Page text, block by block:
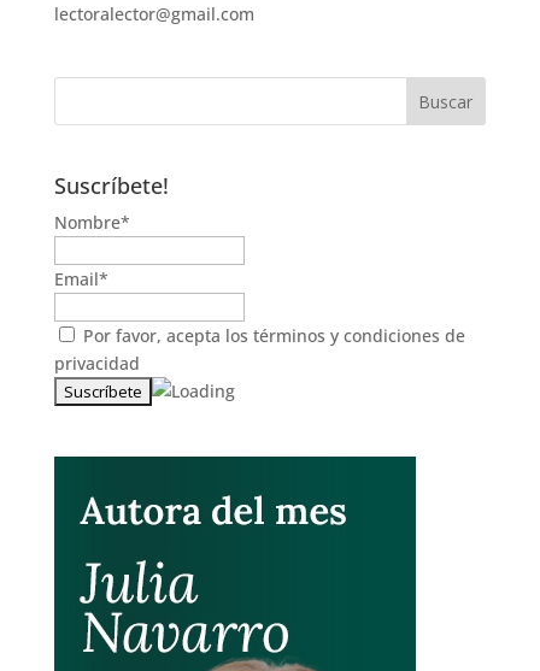
lectoralector@gmail.com
Suscríbete!
Nombre*
Email*
Por favor, acepta los términos y condiciones de
privacidad